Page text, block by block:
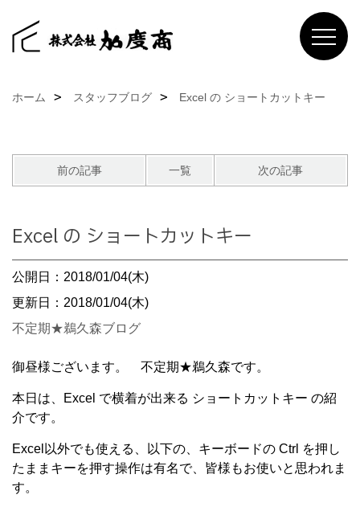
ホーム スタッフブログ Excel の ショートカットキー
前の記事 一覧 次の記事
Excel の ショートカットキー
公開日：2018/01/04(木)
更新日：2018/01/04(木)
不定期★鵜久森ブログ
御昼様ございます。 不定期★鵜久森です。
本日は、Excel で横着が出来る ショートカットキー の紹
介です。
Excel以外でも使える、以下の、キーボードの Ctrl を押し
たままキーを押す操作は有名で、皆様もお使いと思われま
す。